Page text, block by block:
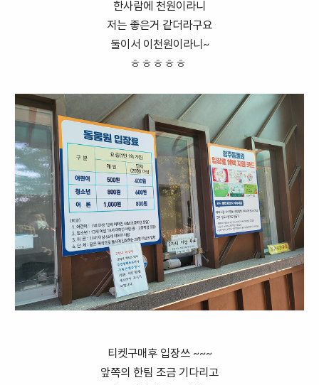
한사람에 천원이라니
저는 좋은거 같더라구요
둘이서 이천원이라니~
ㅎㅎㅎㅎㅎ
티켓구매후 입장쓰 ~~~
앞쪽의 한팀 조금 기다리고